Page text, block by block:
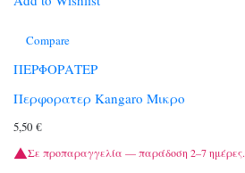
Compare
ΠΕΡΦΟΡΑΤΕΡ
Περφορατερ Kangaro Μικρο
5,50 €
Σε προπαραγγελία — παράδοση 2–7 ημέρες.